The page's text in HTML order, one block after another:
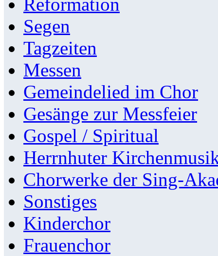
Reformation
Segen
Tagzeiten
Messen
Gemeindelied im Chor
Gesänge zur Messfeier
Gospel / Spiritual
Herrnhuter
Chorwerke der Sing-
Sonstiges
Kinderchor
Frauenchor